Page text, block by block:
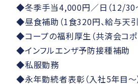
◆冬季手当4,000円／日（12/30
◆昼食補助（1食320円、給与天引
◆コープの福利厚生（共済会コポ
◆インフルエンザ予防接種補助
◆私服勤務
◆永年勤続者表彰（入社5年目～